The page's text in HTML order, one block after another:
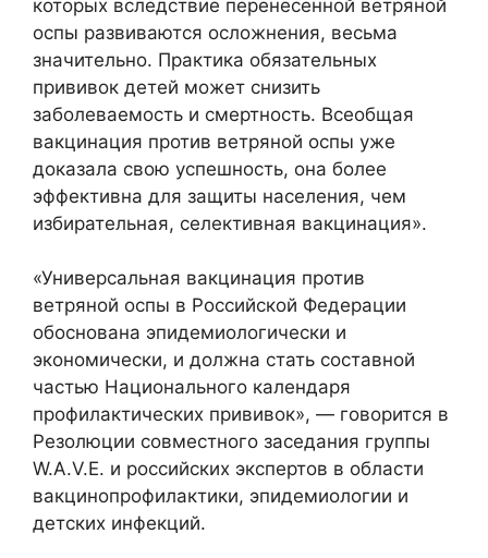
которых вследствие перенесенной ветряной
оспы развиваются осложнения, весьма
значительно. Практика обязательных
прививок детей может снизить
заболеваемость и смертность. Всеобщая
вакцинация против ветряной оспы уже
доказала свою успешность, она более
эффективна для защиты населения, чем
избирательная, селективная вакцинация».
«Универсальная вакцинация против
ветряной оспы в Российской Федерации
обоснована эпидемиологически и
экономически, и должна стать составной
частью Национального календаря
профилактических прививок», — говорится в
Резолюции совместного заседания группы
W.A.V.E. и российских экспертов в области
вакцинопрофилактики, эпидемиологии и
детских инфекций.